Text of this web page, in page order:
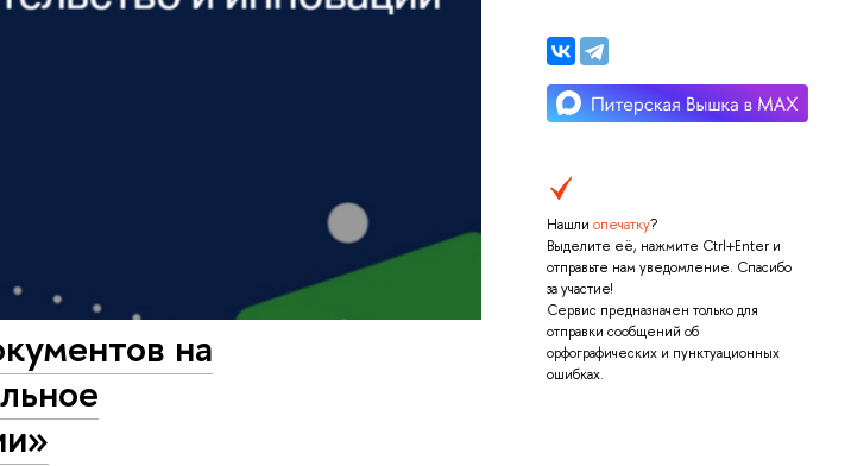
Нашли опечатку?
Выделите её, нажмите Ctrl+Enter и
отправьте нам уведомление. Спасибо
за участие!
Сервис предназначен только для
отправки сообщений об
орфографических и пунктуационных
ошибках.
на